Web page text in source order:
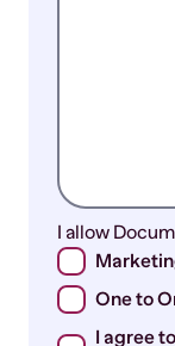
I allow
One to
I agree